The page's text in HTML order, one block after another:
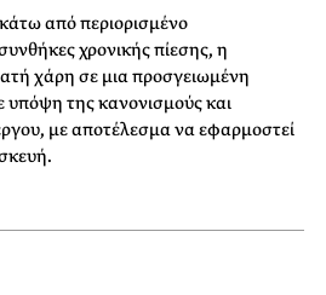
από περιορισμένο
χρονικής πίεσης, η
χάρη σε μια προσγειωμένη
υπόψη της κανονισμούς και
με αποτέλεσμα να εφαρμοστεί